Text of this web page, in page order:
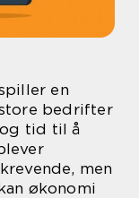
en
bedrifter
tid til å
men
økonomi